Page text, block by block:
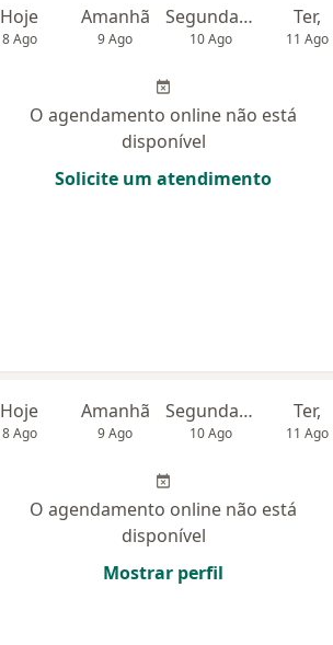
Hoje
8 Ago
Amanhã
9 Ago
Segunda-feira
10 Ago
Ter,
11 Ago
O agendamento online não está
disponível
Solicite um atendimento
Hoje
8 Ago
Amanhã
9 Ago
Segunda-feira
10 Ago
Ter,
11 Ago
O agendamento online não está
disponível
Mostrar perfil